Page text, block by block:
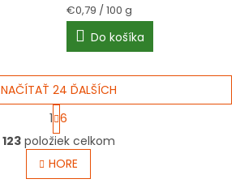
Jednotková
cena:
€0,79 / 100 g
Do košíka
O
v
l
á
NAČÍTAŤ 24 ĎALŠÍCH
S
t
r
á
n
k
1 6
123položiek celkom
HORE